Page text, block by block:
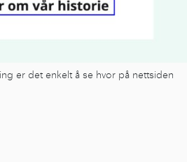
er det enkelt å se hvor på nettsiden